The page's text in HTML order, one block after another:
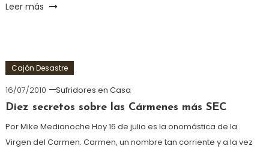
Leer más
Cajón Desastre
16/07/2010
Sufridores en Casa
Diez secretos sobre las Cármenes más SEC
Por Mike Medianoche Hoy 16 de julio es la onomástica de la
Virgen del Carmen. Carmen, un nombre tan corriente y a la vez